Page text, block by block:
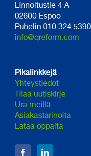
Linnoitustie 4 A
02600 Espoo
Puhelin 010 324 5390
info@qreform.com
Pikalinkkejä
Yhteystiedot
Tilaa uutiskirje
Ura meillä
Asiakastarinoita
Lataa oppaita